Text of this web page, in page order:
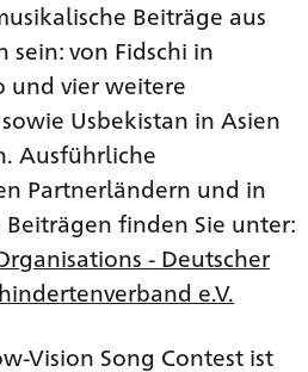
Beiträge aus
sein: von Fidschi in
und vier weitere
Usbekistan in Asien
Ausführliche
Partnerländern und in
finden Sie unter:
- Deutscher
e.V.
Vision Song Contest ist